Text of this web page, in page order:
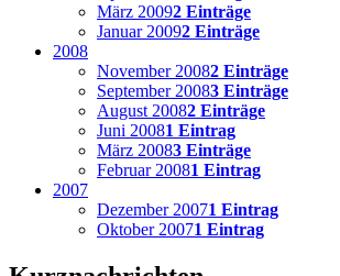
März 20092 Einträge
Januar 20092 Einträge
2008
November 20082 Einträge
September 20083 Einträge
August 20082 Einträge
Juni 20081 Eintrag
März 20083 Einträge
Februar 20081 Eintrag
2007
Dezember 20071 Eintrag
Oktober 20071 Eintrag